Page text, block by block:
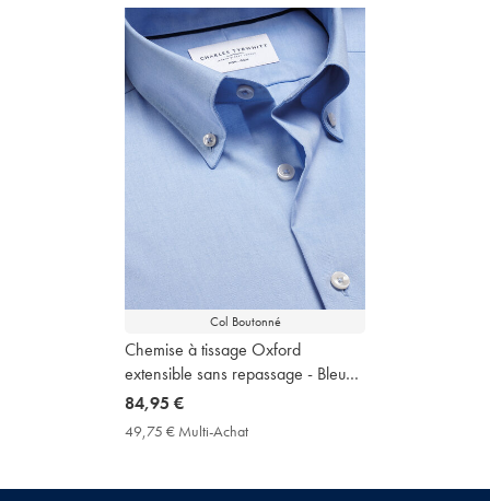
Col Boutonné
Chemise à tissage Oxford
extensible sans repassage - Bleu
ciel
now
84,95
84,95 €
49,75 € Multi-Achat
Achat